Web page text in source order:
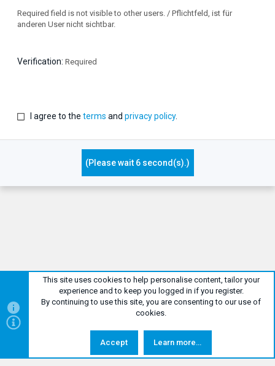
Required field is not visible to other users. / Pflichtfeld, ist für
anderen User nicht sichtbar.
Verification Required
I agree to the terms and privacy policy.
(Please wait 5second(s).)
classic style
English
Help
S
This site uses cookies to help personalise content, tailor your
experience and to keep you logged in if you register.
By continuing to use this site, you are consenting to our use of
cookies.
Accept Learn more…